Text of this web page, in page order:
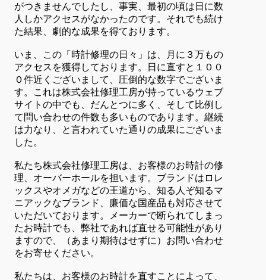
がつきませんでしたし、事実、最初の頃は日に数
人しかアクセスがなかったのです。それでも続け
た結果、劇的な成果を得ております。
いま、この「時計修理の日々」は、月に３万もの
アクセスを獲得しております。日に直すと１００
０件近くございまして、圧倒的な数字でございま
す。これは株式会社修理工房が持っているウェブ
サイトの中でも、だんとつに多く、そして比例し
て問い合わせの件数も多いものであります。継続
は力なり、と言われていた通りの成果にございま
した。
私たち株式会社修理工房は、お客様のお時計の修
理、オーバーホールを担います。ブランドはロレ
ックスやオメガなどの王道から、知る人ぞ知るマ
ニアックなブランド、廉価な国産品も対応させて
いただいております。メーカーで断られてしまっ
たお時計でも、弊社であれば直せる可能性があり
ますので、（あまり期待はせずに）お問い合わせ
をお寄せください。
私たちは、お客様のお時計を直すことによって、